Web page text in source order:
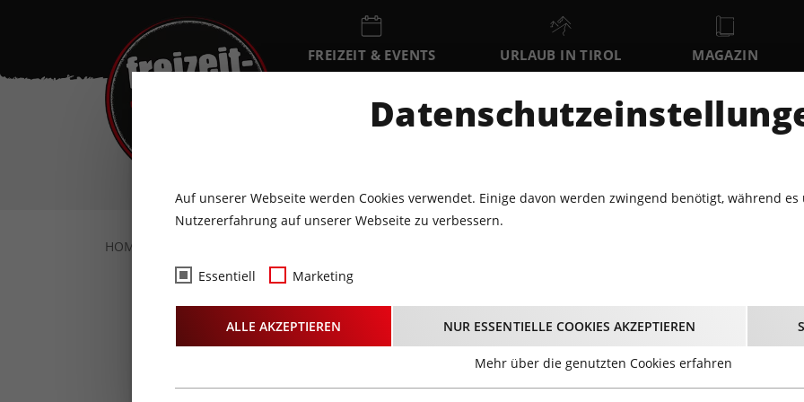
FREIZEIT & EVENTS URLAUB IN TIROL MAGAZIN
EVENTKALENDER
MO DI MI 13
HOME
Fotos- Seiler und
live@Olympiaworld
Auf unserer Webseite werden Cookies verwendet. Einige davon werden zwingend benötigt, während
Nutzererfahrung auf unserer Webseite zu verbessern.
Essentiell Marketing
ALLE AKZEPTIEREN NUR ESSENTIELLE COOKIES AKZEPTIEREN
Mehr über die genutzten Cookies erfahren